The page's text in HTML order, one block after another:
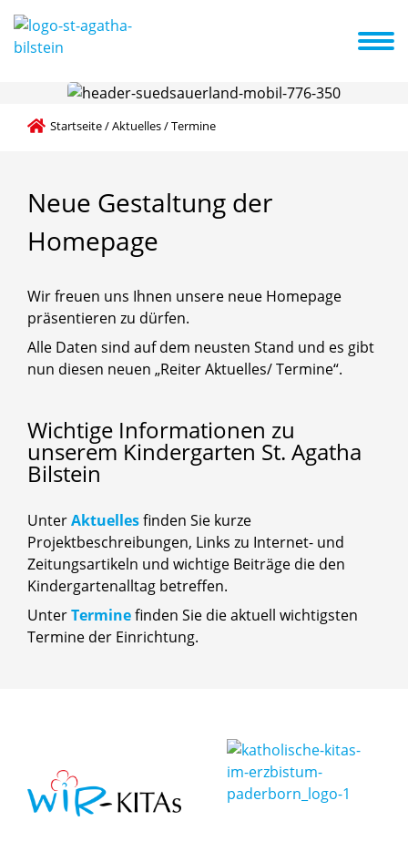
Pädagogik Aktuelles / Termine
Startseite/Aktuelles / Termine
Neue Gestaltung der
Homepage
Wir freuen uns Ihnen unsere neue Homepage
präsentieren zu dürfen.
Alle Daten sind auf dem neusten Stand und es gibt
nun diesen neuen „Reiter Aktuelles/ Termine“.
Wichtige Informationen zu
unserem Kindergarten St. Agatha
Bilstein
UnterAktuellesfinden Sie kurze
Projektbeschreibungen, Links zu Internet- und
Zeitungsartikeln und wichtige Beiträge die den
Kindergartenalltag betreffen.
UnterTerminefinden Sie die aktuell wichtigsten
Termine der Einrichtung.